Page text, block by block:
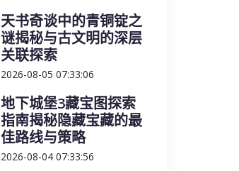
天书奇谈中的青铜锭之
谜揭秘与古文明的深层
关联探索
2026-08-05 07:33:06
地下城堡3藏宝图探索
指南揭秘隐藏宝藏的最
佳路线与策略
2026-08-04 07:33:56